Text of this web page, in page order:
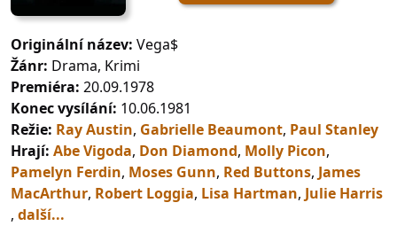
Originální název: Vega$
Žánr: Drama, Krimi
Premiéra: 20.09.1978
Konec vysílání: 10.06.1981
Režie: Ray Austin, Gabrielle Beaumont, Paul Stanley
Hrají: Abe Vigoda, Don Diamond, Molly Picon,
Pamelyn Ferdin, Moses Gunn, Red Buttons, James
MacArthur, Robert Loggia, Lisa Hartman, Julie Harris
, další...